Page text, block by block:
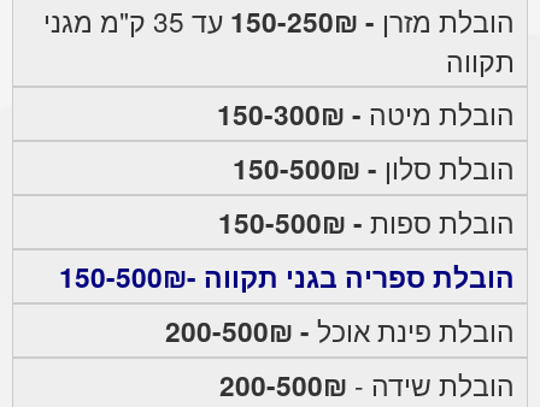
הובלת מזרן - 150-250₪
עד 35 ק"מ מגני
תקווה
הובלת מיטה - 150-300₪
הובלת סלון - 150-500₪
הובלת ספות - 150-500₪
הובלת ספריה בגני תקווה -150-500₪
הובלת פינת אוכל - 200-500₪
הובלת שידה - 200-500₪